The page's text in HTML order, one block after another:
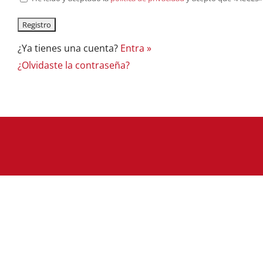
¿Ya tienes una cuenta? Entra »
¿Olvidaste la contraseña?